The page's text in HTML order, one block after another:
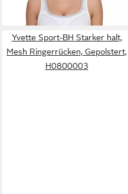
Yvette Sport-BH Starker halt,
Mesh Ringerrücken, Gepolstert,
H0800003